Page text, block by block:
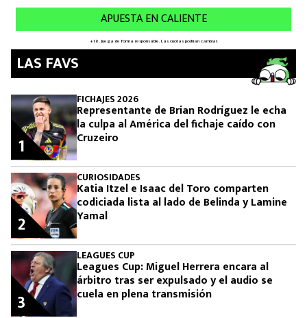
LAS FAVS
FICHAJES 2026
Representante de Brian Rodríguez le echa
la culpa al América del fichaje caído con
Cruzeiro
1
CURIOSIDADES
Katia Itzel e Isaac del Toro comparten
codiciada lista al lado de Belinda y Lamine
Yamal
2
LEAGUES CUP
Leagues Cup: Miguel Herrera encara al
árbitro tras ser expulsado y el audio se
cuela en plena transmisión
3